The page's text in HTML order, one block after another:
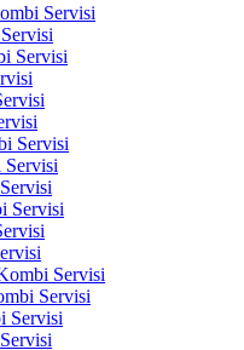
Servisi
Servisi
Servisi
Servisi
Servisi
Servisi
Servisi